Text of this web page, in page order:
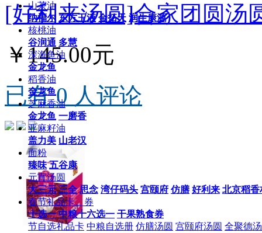
山茶油
纳福尔 东方玉液 金拓天 润生康源
核桃油
谷润通 多慧
深海鱼油
金龙鱼
稻香油
金龙鱼
芝麻香油
金龙鱼 一磨香
亚麻籽油
盖力美 山老汉
面粉
臻味 五谷康
元宵汤圆
大三元 三全 思念 湾仔码头 宫颐府 仿膳 好利来 北京稻香
春节礼品卡、券
十选一 中粮十六选一 干果熟食券
节自选礼品卡 中粮自选册 仿膳汤圆 宫颐府汤圆 全聚德
[好利来汤圆]合家团圆汤
￥145.00元
已有 0 人评论